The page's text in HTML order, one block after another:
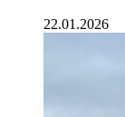
22.01.2026